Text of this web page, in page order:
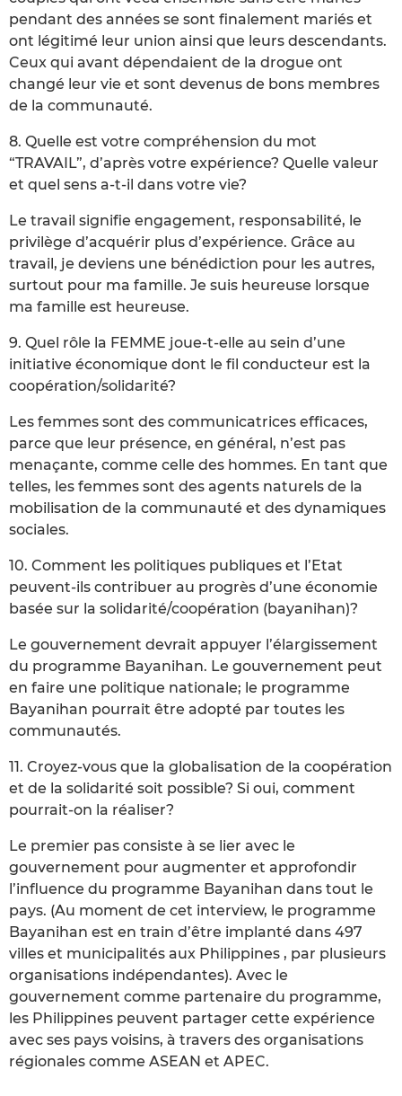
pendant des années se sont finalement mariés et
ont légitimé leur union ainsi que leurs descendants.
Ceux qui avant dépendaient de la drogue ont
changé leur vie et sont devenus de bons membres
de la communauté.
8. Quelle est votre compréhension du mot
“TRAVAIL”, d’après votre expérience? Quelle valeur
et quel sens a-t-il dans votre vie?
Le travail signifie engagement, responsabilité, le
privilège d’acquérir plus d’expérience. Grâce au
travail, je deviens une bénédiction pour les autres,
surtout pour ma famille. Je suis heureuse lorsque
ma famille est heureuse.
9. Quel rôle la FEMME joue-t-elle au sein d’une
initiative économique dont le fil conducteur est la
coopération/solidarité?
Les femmes sont des communicatrices efficaces,
parce que leur présence, en général, n’est pas
menaçante, comme celle des hommes. En tant que
telles, les femmes sont des agents naturels de la
mobilisation de la communauté et des dynamiques
sociales.
10. Comment les politiques publiques et l’Etat
peuvent-ils contribuer au progrès d’une économie
basée sur la solidarité/coopération (bayanihan)?
Le gouvernement devrait appuyer l’élargissement
du programme Bayanihan. Le gouvernement peut
en faire une politique nationale; le programme
Bayanihan pourrait être adopté par toutes les
communautés.
11. Croyez-vous que la globalisation de la coopération
et de la solidarité soit possible? Si oui, comment
pourrait-on la réaliser?
Le premier pas consiste à se lier avec le
gouvernement pour augmenter et approfondir
l’influence du programme Bayanihan dans tout le
pays. (Au moment de cet interview, le programme
Bayanihan est en train d’être implanté dans 497
villes et municipalités aux Philippines , par plusieurs
organisations indépendantes). Avec le
gouvernement comme partenaire du programme,
les Philippines peuvent partager cette expérience
avec ses pays voisins, à travers des organisations
régionales comme ASEAN et APEC.